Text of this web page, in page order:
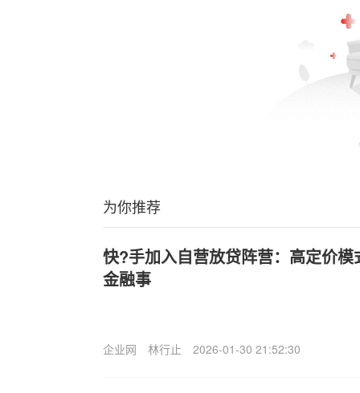
为你推荐
快?手加入自营放贷阵营：高定价
金融事
企业网 林行止 2026-01-30 21:52:30